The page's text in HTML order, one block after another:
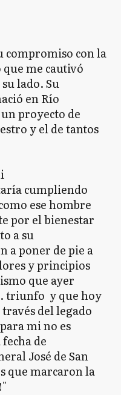
compromiso con la
me cautivó
lado. Su
en Río
proyecto de
y el de tantos
cumpliendo
ese hombre
por el bienestar
a su
a poner de pie a
y principios
que ayer
triunfo y que hoy
del legado
mi no es
de
José de San
que marcaron la